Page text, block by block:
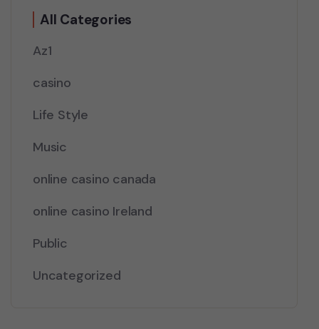
All Categories
Az1
casino
Life Style
Music
online casino canada
online casino Ireland
Public
Uncategorized